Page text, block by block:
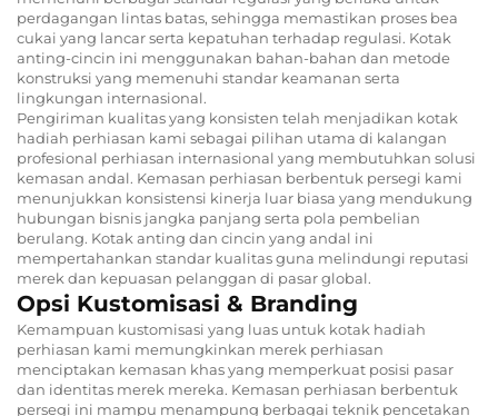
perdagangan lintas batas, sehingga memastikan proses bea
cukai yang lancar serta kepatuhan terhadap regulasi. Kotak
anting-cincin ini menggunakan bahan-bahan dan metode
konstruksi yang memenuhi standar keamanan serta
lingkungan internasional.
Pengiriman kualitas yang konsisten telah menjadikan kotak
hadiah perhiasan kami sebagai pilihan utama di kalangan
profesional perhiasan internasional yang membutuhkan solusi
kemasan andal. Kemasan perhiasan berbentuk persegi kami
menunjukkan konsistensi kinerja luar biasa yang mendukung
hubungan bisnis jangka panjang serta pola pembelian
berulang. Kotak anting dan cincin yang andal ini
mempertahankan standar kualitas guna melindungi reputasi
merek dan kepuasan pelanggan di pasar global.
Opsi Kustomisasi & Branding
Kemampuan kustomisasi yang luas untuk kotak hadiah
perhiasan kami memungkinkan merek perhiasan
menciptakan kemasan khas yang memperkuat posisi pasar
dan identitas merek mereka. Kemasan perhiasan berbentuk
persegi ini mampu menampung berbagai teknik pencetakan